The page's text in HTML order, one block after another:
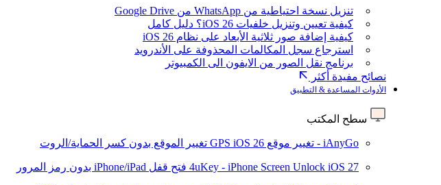
تنزيل نسخة احتياطية من WhatsApp من Google Drive
كيفية تعيين وتنزيل خلفيات iOS 26؟ دليل كامل
كيفية إضافة صور ثلاثية الأبعاد على نظام iOS 26
استرجاع سجل المكالمات المحذوفة على الأندرويد
برنامج نقل الصور من الايفون الى الكمبيوتر
نصائح مفيدة أكثر
الأدوات المساعدة & التطبيق
سطح المكتب
iAnyGo - تغيير موقع GPS iOS 26 تغيير الموقع بدون كسر الحماية/الروت
4uKey - iPhone Screen Unlock iOS 27 فتح قفل iPhone/iPad بدون رمز المرور